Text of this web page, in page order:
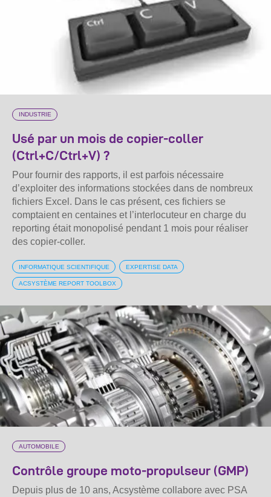
INDUSTRIE
Usé par un mois de copier-coller
(Ctrl+C/Ctrl+V) ?
Pour fournir des rapports, il est parfois nécessaire
d’exploiter des informations stockées dans de nombreux
fichiers Excel. Dans le cas présent, ces fichiers se
comptaient en centaines et l’interlocuteur en charge du
reporting était monopolisé pendant 1 mois pour réaliser
des copier-coller.
INFORMATIQUE SCIENTIFIQUE EXPERTISE DATA
ACSYSTÈME REPORT TOOLBOX
AUTOMOBILE
Contrôle groupe moto-propulseur (GMP)
Depuis plus de 10 ans, Acsystème collabore avec PSA